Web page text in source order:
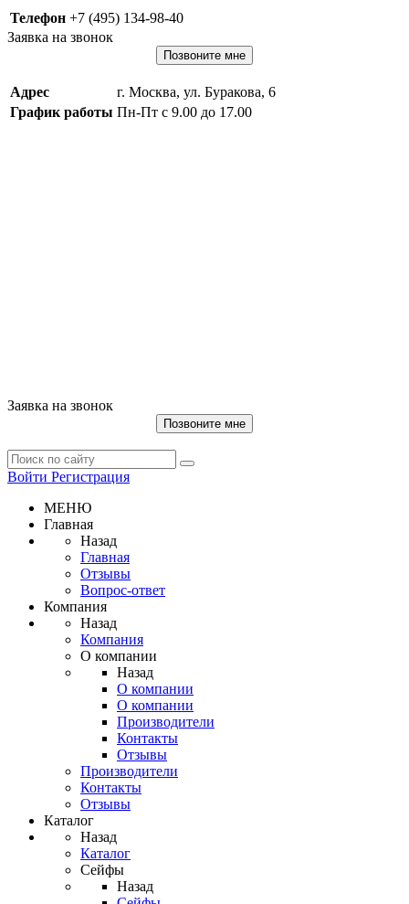
Телефон +7 (495) 134-98-40
Заявка на звонок
Позвоните мне
Адрес
г. Москва, ул. Буракова, 6
График работы Пн-Пт с 9.00 до 17.00
Заявка на звонок
Позвоните мне
Войти Регистрация
МЕНЮ
Главная
Назад
Главная
Отзывы
Вопрос-ответ
Компания
Назад
Компания
О компании
Назад
О компании
О компании
Производители
Контакты
Отзывы
Производители
Контакты
Отзывы
Каталог
Назад
Каталог
Сейфы
Назад